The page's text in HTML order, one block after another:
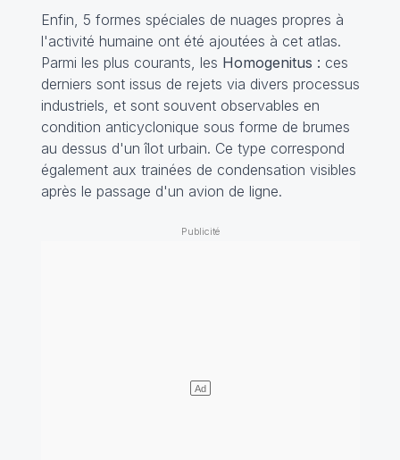
Enfin, 5 formes spéciales de nuages propres à
l'activité humaine ont été ajoutées à cet atlas.
Parmi les plus courants, les Homogenitus : ces
derniers sont issus de rejets via divers processus
industriels, et sont souvent observables en
condition anticyclonique sous forme de brumes
au dessus d'un îlot urbain. Ce type correspond
également aux trainées de condensation visibles
après le passage d'un avion de ligne.